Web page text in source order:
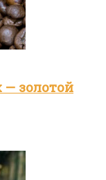
— золотой